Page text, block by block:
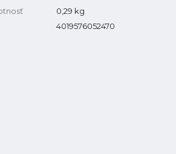
0,29 kg
4019576052470